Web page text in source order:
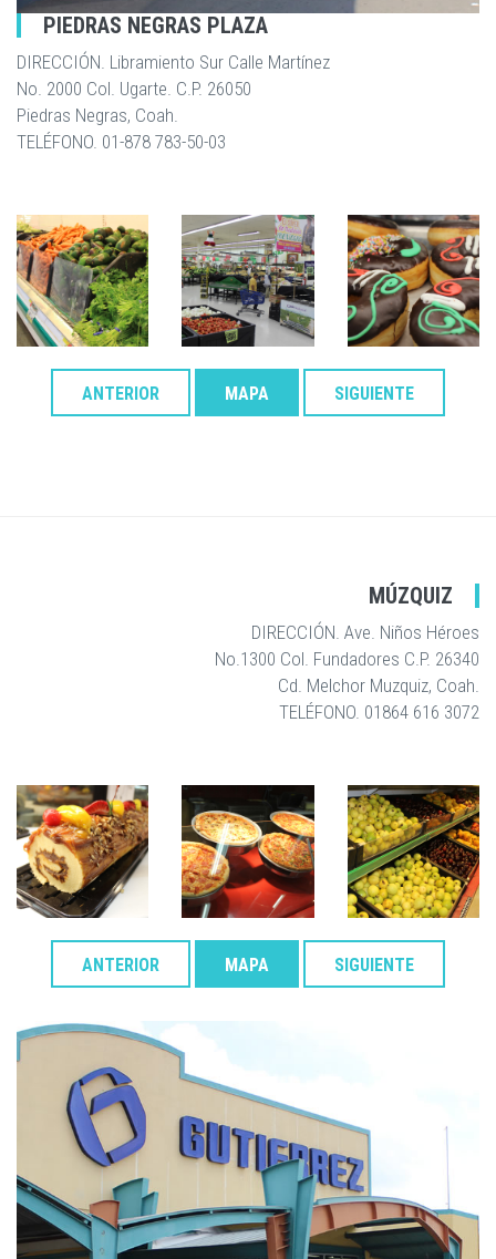
PIEDRAS NEGRAS PLAZA
DIRECCIÓN. Libramiento Sur Calle Martínez
No. 2000 Col. Ugarte. C.P. 26050
Piedras Negras, Coah.
TELÉFONO. 01-878 783-50-03
ANTERIOR MAPA SIGUIENTE
MÚZQUIZ
DIRECCIÓN. Ave. Niños Héroes
No.1300 Col. Fundadores C.P. 26340
Cd. Melchor Muzquiz, Coah.
TELÉFONO. 01864 616 3072
ANTERIOR MAPA SIGUIENTE